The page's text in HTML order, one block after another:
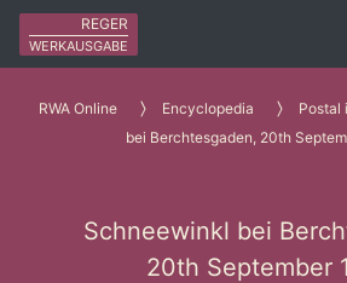
REGER
WERKAUSGABE
RWA Online Encyclopedia Postal
bei Berchtesgaden, 20th
Schneewinkl bei
20th September